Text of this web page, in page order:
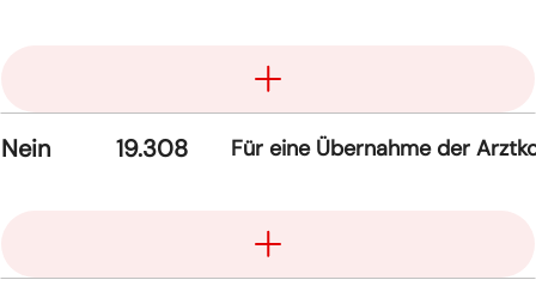
Nein 19.308 Für eine Übernahme der